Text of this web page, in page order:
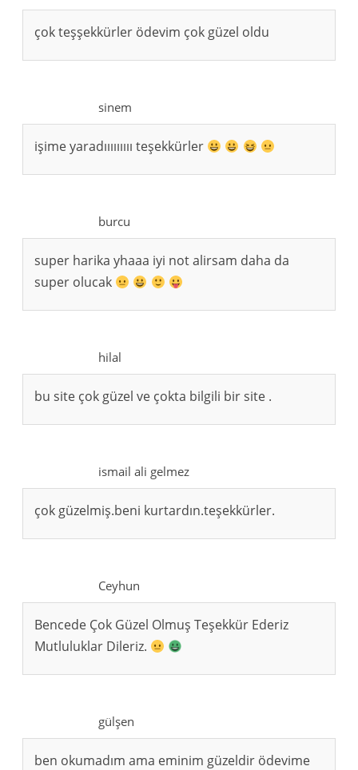
çok teşşekkürler ödevim çok güzel oldu
sinem
işime yaradııııııııı teşekkürler
burcu
super harika yhaaa iyi not alirsam daha da
super olucak
hilal
bu site çok güzel ve çokta bilgili bir site .
ismail ali gelmez
çok güzelmiş.beni kurtardın.teşekkürler.
Ceyhun
Bencede Çok Güzel Olmuş Teşekkür Ederiz
Mutluluklar Dileriz.
gülşen
ben okumadım ama eminim güzeldir ödevime